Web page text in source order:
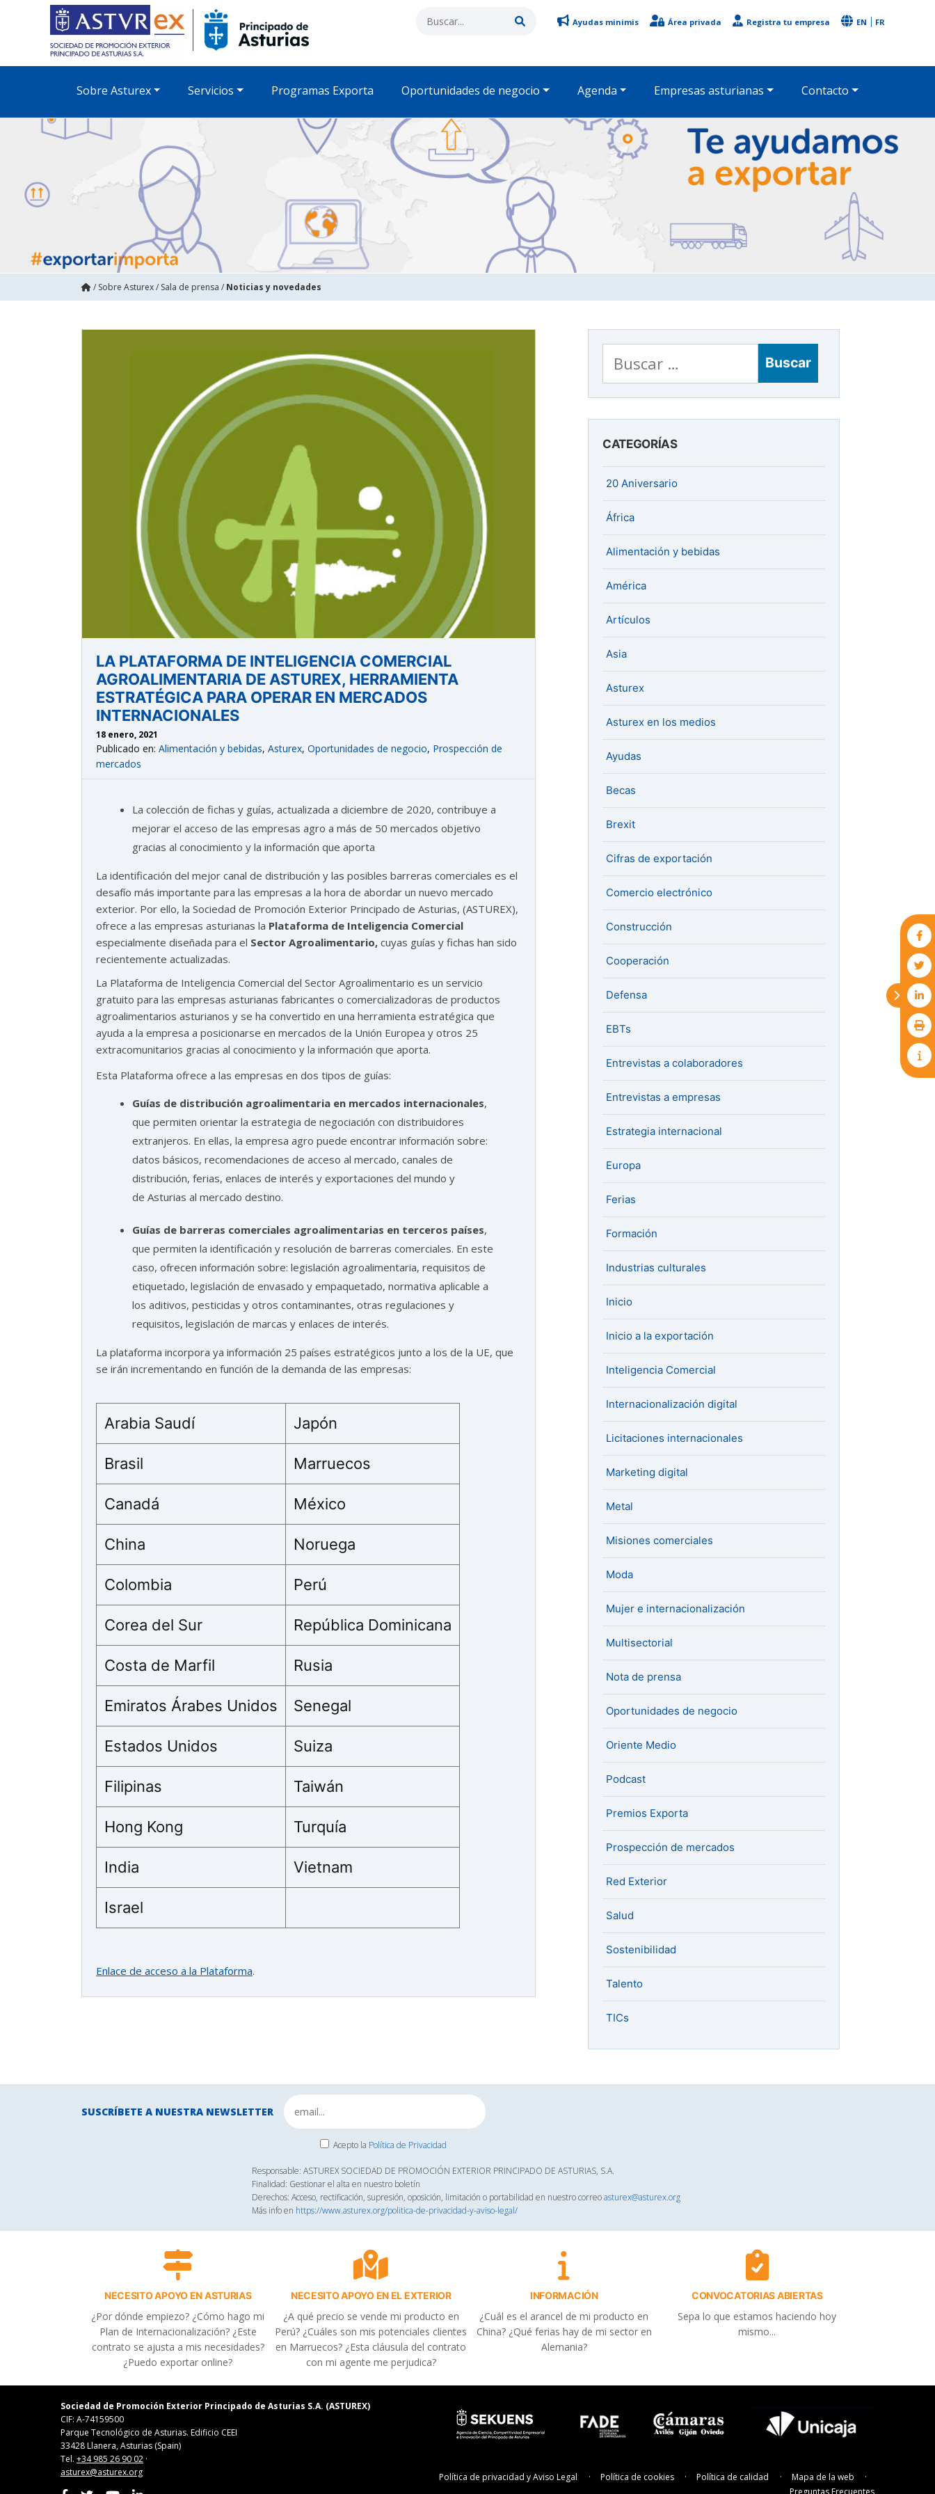
Ayudas minimis Área privada Registra tu empresa EN FR
Sobre Asturex Servicios Programas Exporta Oportunidades de negocio Agenda Empresas asturianas Contacto
/ Sobre Asturex/ Sala de prensa / Noticias y novedades
LA PLATAFORMA DE INTELIGENCIA COMERCIAL
AGROALIMENTARIA DE ASTUREX, HERRAMIENTA
ESTRATÉGICA PARA OPERAR EN MERCADOS
INTERNACIONALES
18 enero, 2021
Publicado en: Alimentación y bebidas, Asturex, Oportunidades de negocio, Prospección de
mercados
La colección de fichas y guías, actualizada a diciembre de 2020, contribuye a
mejorar el acceso de las empresas agro a más de 50 mercados objetivo
gracias al conocimiento y la información que aporta
La identificación del mejor canal de distribución y las posibles barreras comerciales es el
desafío más importante para las empresas a la hora de abordar un nuevo mercado
exterior. Por ello, la Sociedad de Promoción Exterior Principado de Asturias, (ASTUREX),
ofrece a las empresas asturianas la Plataforma de Inteligencia Comercial
especialmente diseñada para el Sector Agroalimentario, cuyas guías y fichas han sido
recientemente actualizadas.
La Plataforma de Inteligencia Comercial del Sector Agroalimentario es un servicio
gratuito para las empresas asturianas fabricantes o comercializadoras de productos
agroalimentarios asturianos y se ha convertido en una herramienta estratégica que
ayuda a la empresa a posicionarse en mercados de la Unión Europea y otros 25
extracomunitarios gracias al conocimiento y la información que aporta.
Esta Plataforma ofrece a las empresas en dos tipos de guías:
Guías de distribución agroalimentaria en mercados internacionales,
que permiten orientar la estrategia de negociación con distribuidores
extranjeros. En ellas, la empresa agro puede encontrar información sobre:
datos básicos, recomendaciones de acceso al mercado, canales de
distribución, ferias, enlaces de interés y exportaciones del mundo y
de Asturias al mercado destino.
Guías de barreras comerciales agroalimentarias en terceros países,
que permiten la identificación y resolución de barreras comerciales. En este
caso, ofrecen información sobre: legislación agroalimentaria, requisitos de
etiquetado, legislación de envasado y empaquetado, normativa aplicable a
los aditivos, pesticidas y otros contaminantes, otras regulaciones y
requisitos, legislación de marcas y enlaces de interés.
La plataforma incorpora ya información 25 países estratégicos junto a los de la UE, que
se irán incrementando en función de la demanda de las empresas:
Arabia Saudí Japón
Brasil Marruecos
Canadá México
China Noruega
Colombia Perú
Corea del Sur República Dominicana
Costa de Marfil Rusia
Emiratos Árabes Unidos Senegal
Estados Unidos Suiza
Filipinas Taiwán
Hong Kong Turquía
India Vietnam
Israel
Enlace de acceso a la Plataforma.
Buscar:
CATEGORÍAS
20 Aniversario
África
Alimentación y bebidas
América
Artículos
Asia
Asturex
Asturex en los medios
Ayudas
Becas
Brexit
Cifras de exportación
Comercio electrónico
Construcción
Cooperación
Defensa
EBTs
Entrevistas a colaboradores
Entrevistas a empresas
Estrategia internacional
Europa
Ferias
Formación
Industrias culturales
Inicio
Inicio a la exportación
Inteligencia Comercial
Internacionalización digital
Licitaciones internacionales
Marketing digital
Metal
Misiones comerciales
Moda
Mujer e internacionalización
Multisectorial
Nota de prensa
Oportunidades de negocio
Oriente Medio
Podcast
Premios Exporta
Prospección de mercados
Red Exterior
Salud
Sostenibilidad
Talento
TICs
SUSCRÍBETE A NUESTRA NEWSLETTER
Acepto la Política de Privacidad
Responsable: ASTUREX SOCIEDAD DE PROMOCIÓN EXTERIOR PRINCIPADO DE ASTURIAS, S.A.
Finalidad: Gestionar el alta en nuestro boletín
Derechos: Acceso, rectificación, supresión, oposición, limitación o portabilidad en nuestro correoasturex@asturex.org
Más info en https://www.asturex.org/politica-de-privacidad-y-aviso-legal/
NECESITO APOYO EN ASTURIAS
¿Por dónde empiezo? ¿Cómo hago mi
Plan de Internacionalización? ¿Este
contrato se ajusta a mis necesidades?
¿Puedo exportar online?
NECESITO APOYO EN EL EXTERIOR
¿A qué precio se vende mi producto en
Perú? ¿Cuáles son mis potenciales clientes
en Marruecos? ¿Esta cláusula del contrato
con mi agente me perjudica?
INFORMACIÓN
¿Cuál es el arancel de mi producto en
China? ¿Qué ferias hay de mi sector en
Alemania?
CONVOCATORIAS ABIERTAS
Sepa lo que estamos haciendo hoy
mismo...
Sociedad de Promoción Exterior Principado de Asturias S.A. (ASTUREX)
CIF: A-74159500
Parque Tecnológico de Asturias. Edificio CEEI
33428 Llanera, Asturias (Spain)
Tel. +34 985 26 90 02 ·
asturex@asturex.org
Política de privacidad y Aviso Legal Política de cookies Política de calidad
Mapa de la web
Preguntas Frecuentes
astu
exportar importa
Estoy aquí para ayudarte
con la internacionalización de tu empresa e
informarte sobre los eventos y actividades
que lleva a cabo Asturex.
Al continuar con la Conversación, aceptas
política de privacidad
¿En que te puedo ayudar hoy?